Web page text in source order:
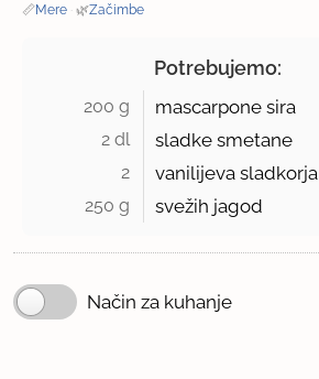
📏Mere · 🌿Začimbe
Potrebujemo:
200 g mascarpone sira
2 dl sladke smetane
2 vanilijeva sladkorja
250 g svežih jagod
Način za kuhanje